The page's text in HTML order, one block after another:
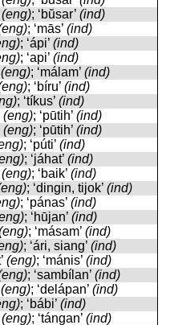
(eng); ‘bŭsar’ (ind)
; ‘mās’ (ind)
; ‘ápi’ (ind)
; ‘api’ (ind)
(eng); ‘málam’ (ind)
; ‘bíru’ (ind)
; ‘tíkus’ (ind)
(eng); ‘pūtih’ (ind)
(eng); ‘pūtih’ (ind)
; ‘púti’ (ind)
; ‘jáhat’ (ind)
(eng); ‘baik’ (ind)
; ‘dingin, tijok’ (ind)
; ‘pánas’ (ind)
; ‘hūjan’ (ind)
; ‘másam’ (ind)
; ‘ári, siang’ (ind)
(eng); ‘mánis’ (ind)
; ‘sambílan’ (ind)
(eng); ‘delápan’ (ind)
; ‘bábi’ (ind)
(eng); ‘tángan’ (ind)